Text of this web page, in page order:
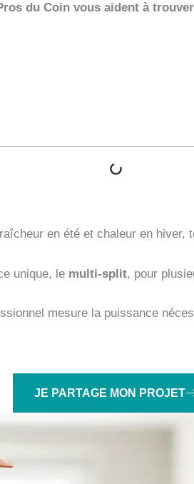
du Coin vous aident à
en été et chaleur en hiver,
unique, le multi-split, pour
mesure la puissance
JE PARTAGE MON PROJET